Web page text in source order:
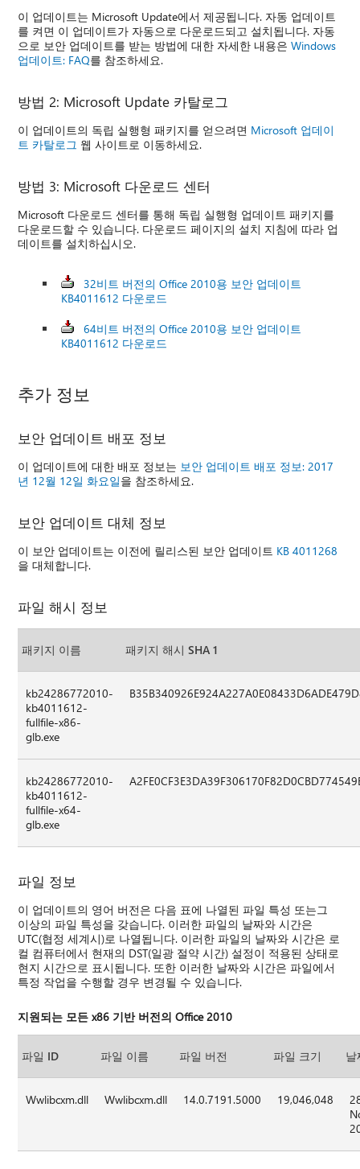
이 업데이트는 Microsoft Update에서 제공됩니다. 자동 업데이트
를 켜면 이 업데이트가 자동으로 다운로드되고 설치됩니다. 자동
으로 보안 업데이트를 받는 방법에 대한 자세한 내용은Windows
업데이트: FAQ를 참조하세요.
방법 2: Microsoft Update 카탈로그
이 업데이트의 독립 실행형 패키지를 얻으려면 Microsoft 업데이
트 카탈로그 웹 사이트로 이동하세요.
방법 3: Microsoft 다운로드 센터
Microsoft 다운로드 센터를 통해 독립 실행형 업데이트 패키지를
다운로드할 수 있습니다. 다운로드 페이지의 설치 지침에 따라 업
데이트를 설치하십시오.
32비트 버전의 Office 2010용 보안 업데이트
KB4011612 다운로드
64비트 버전의 Office 2010용 보안 업데이트
KB4011612 다운로드
추가 정보
보안 업데이트 배포 정보
이 업데이트에 대한 배포 정보는 보안 업데이트 배포 정보: 2017
년 12월 12일 화요일을 참조하세요.
보안 업데이트 대체 정보
이 보안 업데이트는 이전에 릴리스된 보안 업데이트 KB 4011268
을 대체합니다.
파일 해시 정보
패키지 이름 패키지 해시 SHA 1
kb24286772010-
kb4011612-
fullfile-x86-
glb.exe
kb24286772010-
kb4011612-
fullfile-x64-
glb.exe
파일 정보
이 업데이트의 영어 버전은 다음 표에 나열된 파일 특성 또는그
이상의 파일 특성을 갖습니다. 이러한 파일의 날짜와 시간은
UTC(협정 세계시)로 나열됩니다. 이러한 파일의 날짜와 시간은 로
컬 컴퓨터에서 현재의 DST(일광 절약 시간) 설정이 적용된 상태로
현지 시간으로 표시됩니다. 또한 이러한 날짜와 시간은 파일에서
특정 작업을 수행할 경우 변경될 수 있습니다.
지원되는 모든 x86 기반 버전의 Office 2010
파일 ID 파일 이름 파일 버전 파일 크기 날
Wwlibcxm.dll Wwlibcxm.dll 14.0.7191.5000 19,046,048